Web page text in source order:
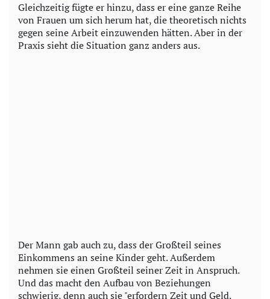
Gleichzeitig fügte er hinzu, dass er eine ganze Reihe
von Frauen um sich herum hat, die theoretisch nichts
gegen seine Arbeit einzuwenden hätten. Aber in der
Praxis sieht die Situation ganz anders aus.
Der Mann gab auch zu, dass der Großteil seines
Einkommens an seine Kinder geht. Außerdem
nehmen sie einen Großteil seiner Zeit in Anspruch.
Und das macht den Aufbau von Beziehungen
schwierig, denn auch sie "erfordern Zeit und Geld.